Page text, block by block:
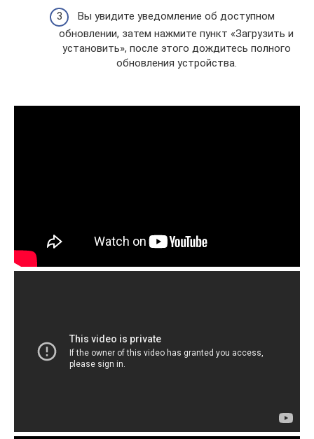
Вы увидите уведомление об доступном
обновлении, затем нажмите пункт «Загрузить и
установить», после этого дождитесь полного
обновления устройства.